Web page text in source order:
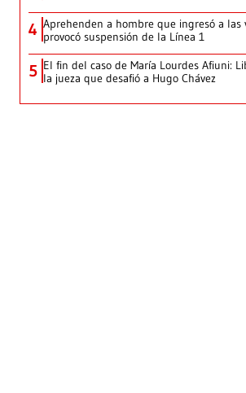
4 Aprehenden a hombre que ingresó a las
provocó suspensión de la Línea 1
5 El fin del caso de María Lourdes Afiuni:
la jueza que desafió a Hugo Chávez